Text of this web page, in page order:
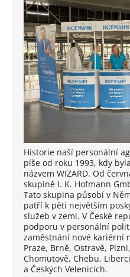
Historie naší personální
píše od roku 1993, kdy
názvem WIZARD. Od
skupině I. K. Hofmann
Tato skupina působí v
patří k pěti největším
služeb v zemi. V České
podporu v personální
zaměstnání nové kariérní
Praze, Brně, Ostravě,
Chomutově, Chebu,
a Českých Velenicích.